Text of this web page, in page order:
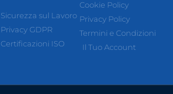
Sicurezza sul Lavoro
Privacy GDPR
Certificazioni ISO
Cookie Policy
Privacy Policy
Termini e Condizioni
Il Tuo Account